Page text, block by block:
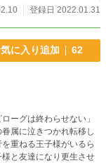
登録日 2022.01.31
に入り追加 62
ーグは終わらせない」
重ねる王子様がいるら
と友達になり更生させ